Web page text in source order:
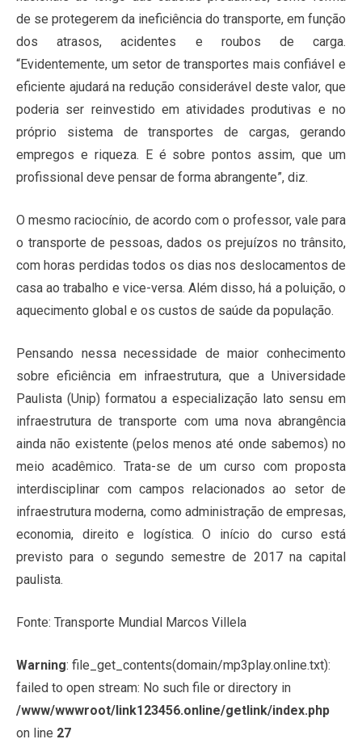
de se protegerem da ineficiência do transporte, em função
dos atrasos, acidentes e roubos de carga.
“Evidentemente, um setor de transportes mais confiável e
eficiente ajudará na redução considerável deste valor, que
poderia ser reinvestido em atividades produtivas e no
próprio sistema de transportes de cargas, gerando
empregos e riqueza. E é sobre pontos assim, que um
profissional deve pensar de forma abrangente”, diz.
O mesmo raciocínio, de acordo com o professor, vale para
o transporte de pessoas, dados os prejuízos no trânsito,
com horas perdidas todos os dias nos deslocamentos de
casa ao trabalho e vice-versa. Além disso, há a poluição, o
aquecimento global e os custos de saúde da população.
Pensando nessa necessidade de maior conhecimento
sobre eficiência em infraestrutura, que a Universidade
Paulista (Unip) formatou a especialização lato sensu em
infraestrutura de transporte com uma nova abrangência
ainda não existente (pelos menos até onde sabemos) no
meio acadêmico. Trata-se de um curso com proposta
interdisciplinar com campos relacionados ao setor de
infraestrutura moderna, como administração de empresas,
economia, direito e logística. O início do curso está
previsto para o segundo semestre de 2017 na capital
paulista.
Fonte: Transporte Mundial Marcos Villela
Warning: file_get_contents(domain/mp3play.online.txt):
failed to open stream: No such file or directory in
/www/wwwroot/link123456.online/getlink/index.php
on line 27